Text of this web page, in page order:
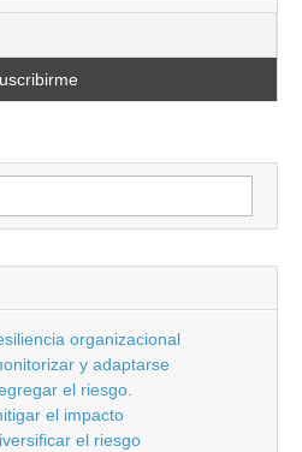
organizacional
y adaptarse
el riesgo.
el impacto
el riesgo